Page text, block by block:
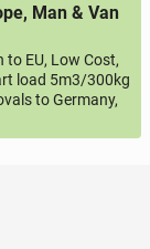
Man & Van
to EU, Low Cost,
load 5m3/300kg
to Germany,